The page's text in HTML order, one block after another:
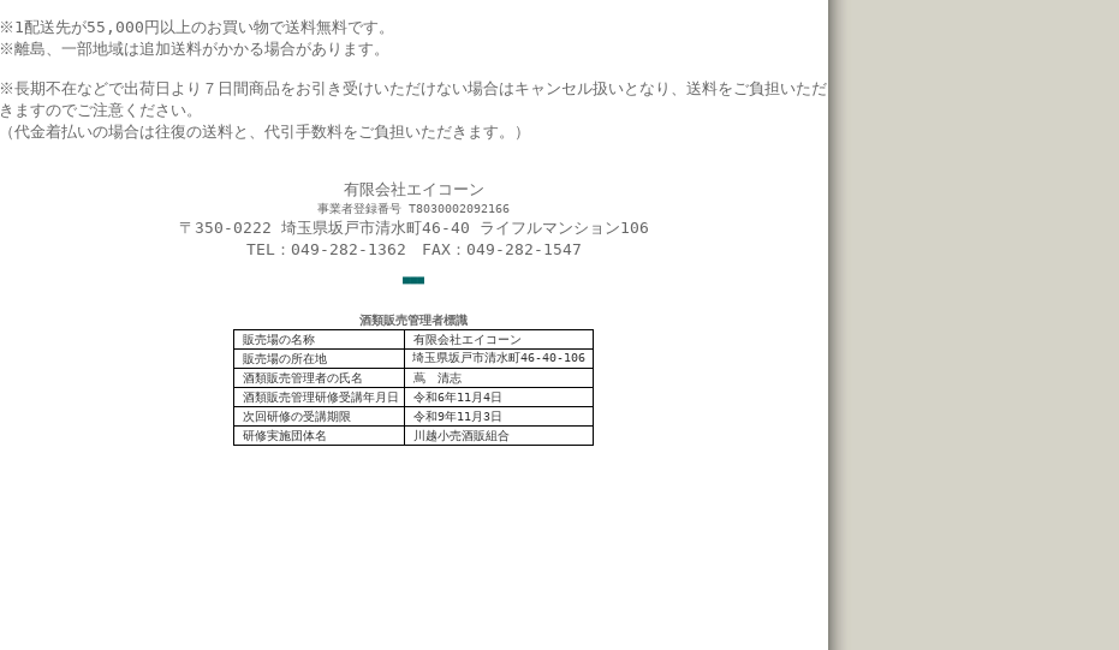
※ 1配送先が55,000円以上のお買い物で送料無料です。
※離島、一部地域は追加送料がかかる場合があります。
※長期不在などで出荷日より７日間商品をお引き受けいただけない場合はキャンセル扱いとなり、 送料をご負担いただ
きますのでご注意ください。
（代金着払いの場合は往復の送料と、代引手数料をご負担いただきます。）
有限会社エイコーン
事業者登録番号 T8030002092166
〒350-0222 埼玉県坂戸市清水町46-40 ライフルマンション106
TEL：049-282-1362 FAX：049-282-1547
■■■
酒類販売管理者標識
販売場の名称
有限会社エイコーン
販売場の所在地
埼玉県坂戸市清水町46-40-106
酒類販売管理者の氏名
蔦 清志
酒類販売管理研修受講年月日
令和6年11月4日
次回研修の受講期限
令和9年11月3日
研修実施団体名
川越小売酒販組合